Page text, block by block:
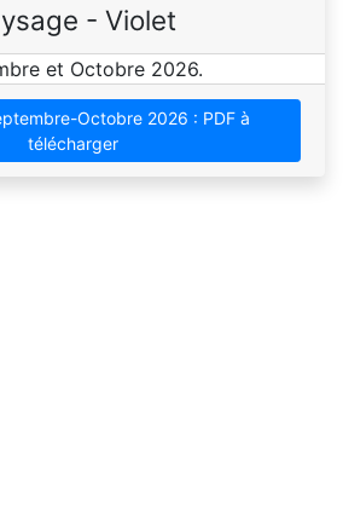
- Violet
Octobre 2026 : PDF à
télécharger